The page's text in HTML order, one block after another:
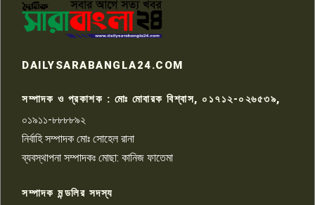
৭
কেটে ঘরে ঢুকে স্কুল শিক্ষিকাকে হত্যা
টয়লেটের ট্যাংকি থেকে লাশ উদ্ধার
রাজশাহীতে সন্ত্রাসী হামলায় গুরুতর
৯
চাঁদাবাজি ও হয়রানির অভিযোগ
DAILYSARABANGLA24.COM
সম্পাদক ও প্রকাশক : মোঃ মোবারক বিশ্বাস, ০১৭১২-০২৬৫৩৯,
০১৯১১-৮৮৮৮৯২
নির্বাহি সম্পাদক মোঃ সোহেল রানা
ব্যবস্থাপনা সম্পাদকঃ মোছা: কানিজ ফাতেমা
সম্পাদক মন্ডলির সদস্য